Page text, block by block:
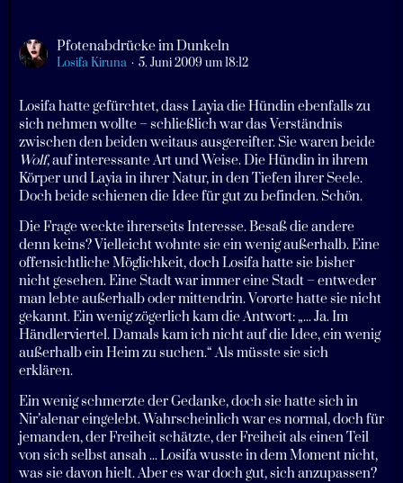
Pfotenabdrücke im Dunkeln
Losifa Kiruna 5. Juni 2009 um 18:12
Losifa hatte gefürchtet, dass Layia die Hündin ebenfalls zu
sich nehmen wollte – schließlich war das Verständnis
zwischen den beiden weitaus ausgereifter. Sie waren beide
Wolf, auf interessante Art und Weise. Die Hündin in ihrem
Körper und Layia in ihrer Natur, in den Tiefen ihrer Seele.
Doch beide schienen die Idee für gut zu befinden. Schön.
Die Frage weckte ihrerseits Interesse. Besaß die andere
denn keins? Vielleicht wohnte sie ein wenig außerhalb. Eine
offensichtliche Möglichkeit, doch Losifa hatte sie bisher
nicht gesehen. Eine Stadt war immer eine Stadt – entweder
man lebte außerhalb oder mittendrin. Vororte hatte sie nicht
gekannt. Ein wenig zögerlich kam die Antwort: „... Ja. Im
Händlerviertel. Damals kam ich nicht auf die Idee, ein wenig
außerhalb ein Heim zu suchen.“ Als müsste sie sich
erklären.
Ein wenig schmerzte der Gedanke, doch sie hatte sich in
Nir’alenar eingelebt. Wahrscheinlich war es normal, doch für
jemanden, der Freiheit schätzte, der Freiheit als einen Teil
von sich selbst ansah ... Losifa wusste in dem Moment nicht,
was sie davon hielt. Aber es war doch gut, sich anzupassen?